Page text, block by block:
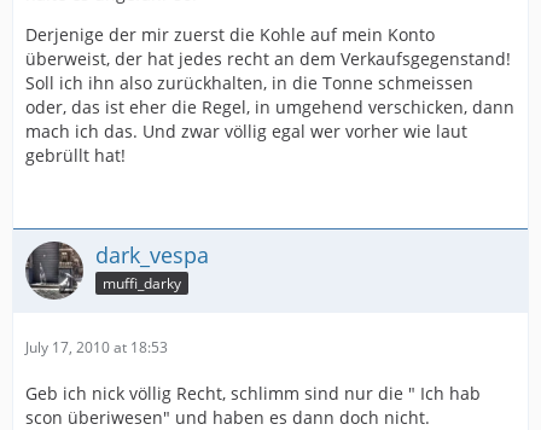
Derjenige der mir zuerst die Kohle auf mein Konto
überweist, der hat jedes recht an dem Verkaufsgegenstand!
Soll ich ihn also zurückhalten, in die Tonne schmeissen
oder, das ist eher die Regel, in umgehend verschicken, dann
mach ich das. Und zwar völlig egal wer vorher wie laut
gebrüllt hat!
dark_vespa
muffi_darky
July 17, 2010 at 18:53
Geb ich nick völlig Recht, schlimm sind nur die " Ich hab
scon überiwesen" und haben es dann doch nicht.